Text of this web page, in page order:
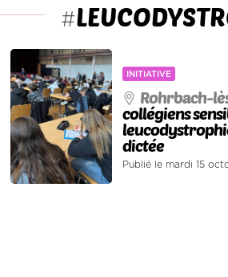
#
INITIATIVE
Rohrbach-
collégiens
dictée
Publié le mardi 15